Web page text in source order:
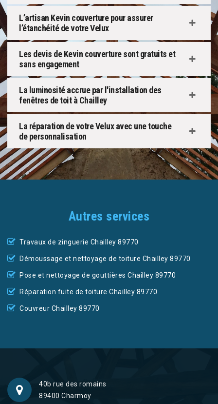
L’artisan Kevin couverture pour assurer
l’étanchéité de votre Velux
Les devis de Kevin couverture sont gratuits et
sans engagement
La luminosité accrue par l'installation des
fenêtres de toit à Chailley
La réparation de votre Velux avec une touche
de personnalisation
Autres services
Travaux de zinguerie Chailley 89770
Démoussage et nettoyage de toiture Chailley 89770
Pose et nettoyage de gouttières Chailley 89770
Réparation fuite de toiture Chailley 89770
Couvreur Chailley 89770
40b rue des romains
89400 Charmoy